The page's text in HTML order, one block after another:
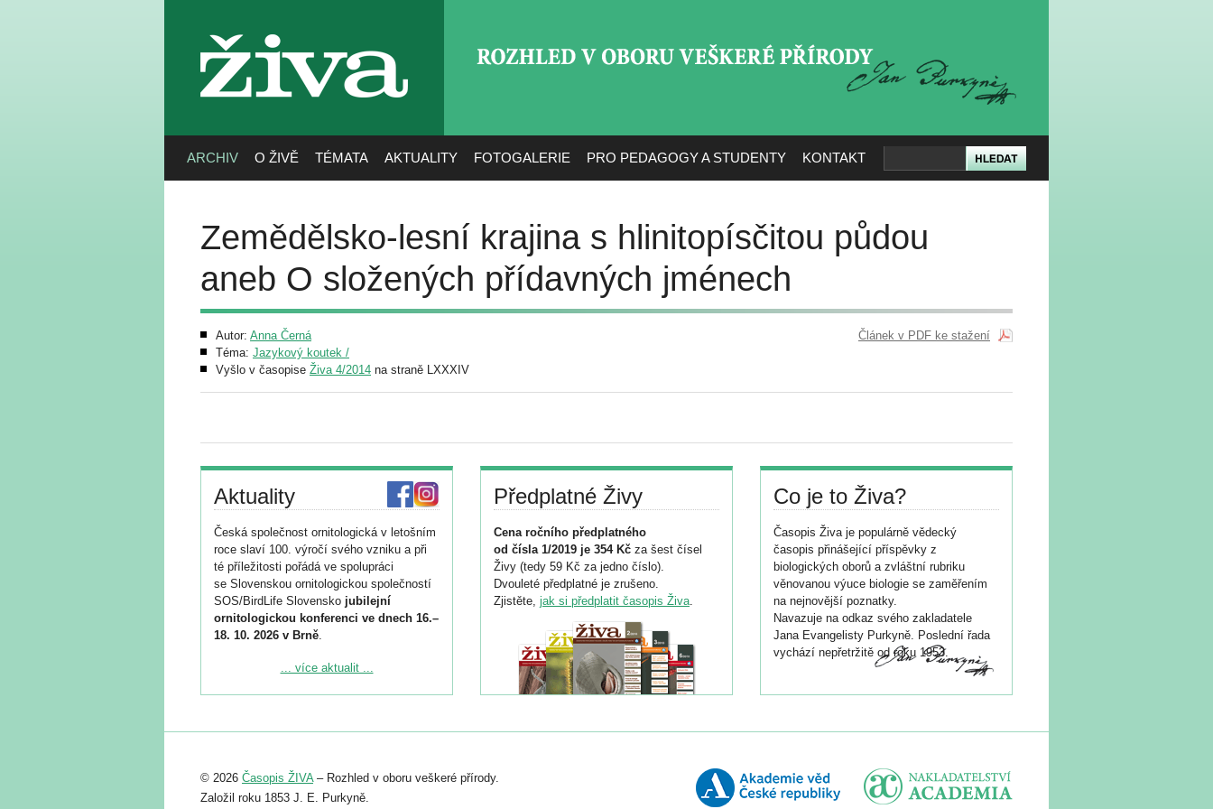
živa
ARCHIV O ŽIVĚ TÉMATA AKTUALITY FOTOGALERIE PRO PEDAGOGY A STUDENTY KONTAKT
Zemědělsko-lesní krajina s hlinitopísčitou půdou
aneb O složených přídavných jménech
Autor: Anna Černá
Téma: Jazykový koutek /
Vyšlo v časopise Živa 4/2014 na straně LXXXIV
Článek v PDF ke stažení
Aktuality
Česká společnost ornitologická v letošním
roce slaví 100. výročí svého vzniku a při
té příležitosti pořádá ve spolupráci
se Slovenskou ornitologickou společností
SOS/BirdLife Slovensko jubilejní
ornitologickou konferenci ve dnech 16.–
18. 10. 2026 v Brně.
Podrobnější informace ke konferenci
Registrovat se můžete do 6. září.
abstraktu přihlášené přednášky nebo
posteru je už 30. června.
... více aktualit ...
Předplatné Živy
Cena ročního předplatného
od čísla 1/2019 je 354 Kč za šest čísel
Živy (tedy 59 Kč za jedno číslo).
Dvouleté předplatné je zrušeno.
Zjistěte, jak si předplatit časopis Živa.
Co je to Živa?
Časopis Živa je populárně vědecký
časopis přinášející příspěvky z
biologických oborů a zvláštní rubriku
věnovanou výuce biologie se zaměřením
na nejnovější poznatky.
Navazuje na odkaz svého zakladatele
Jana Evangelisty Purkyně. Poslední řada
vychází nepřetržitě od roku 1953.
© 2026 Časopis ŽIVA– Rozhled v oboru veškeré přírody.
Založil roku 1853 J. E. Purkyně.